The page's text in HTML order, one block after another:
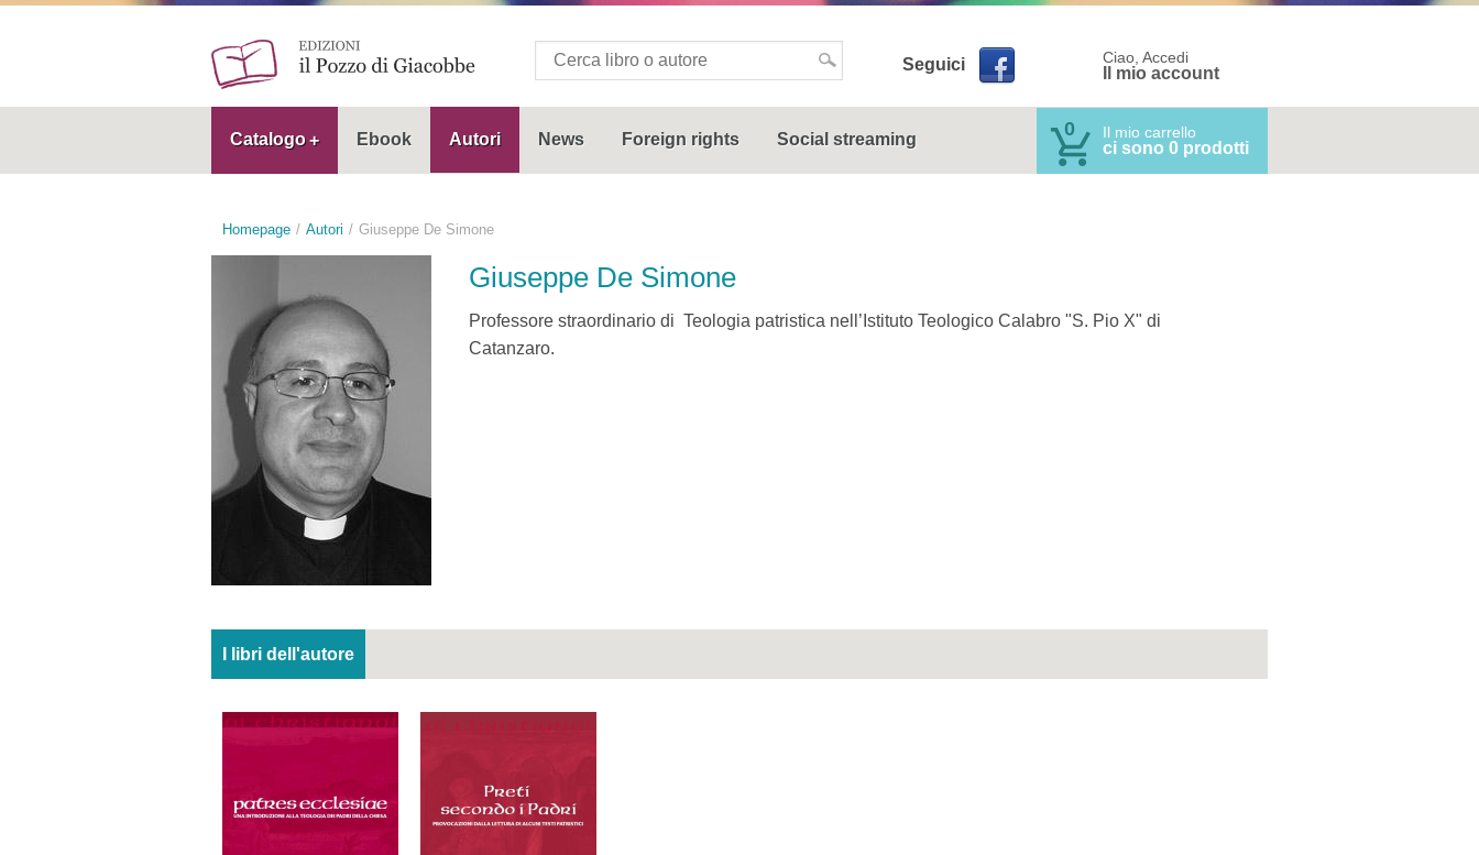
Seguici Ciao, Accedi
Il mio account
Catalogo Ebook Autori News Foreign rights Social streaming 0 Il mio carrello
ci sono 0 prodotti
Homepage Autori Giuseppe De Simone
Giuseppe De Simone
Professore straordinario di Teologia patristica nell’Istituto Teologico Calabro "S. Pio X" di
Catanzaro.
I libri dell'autore